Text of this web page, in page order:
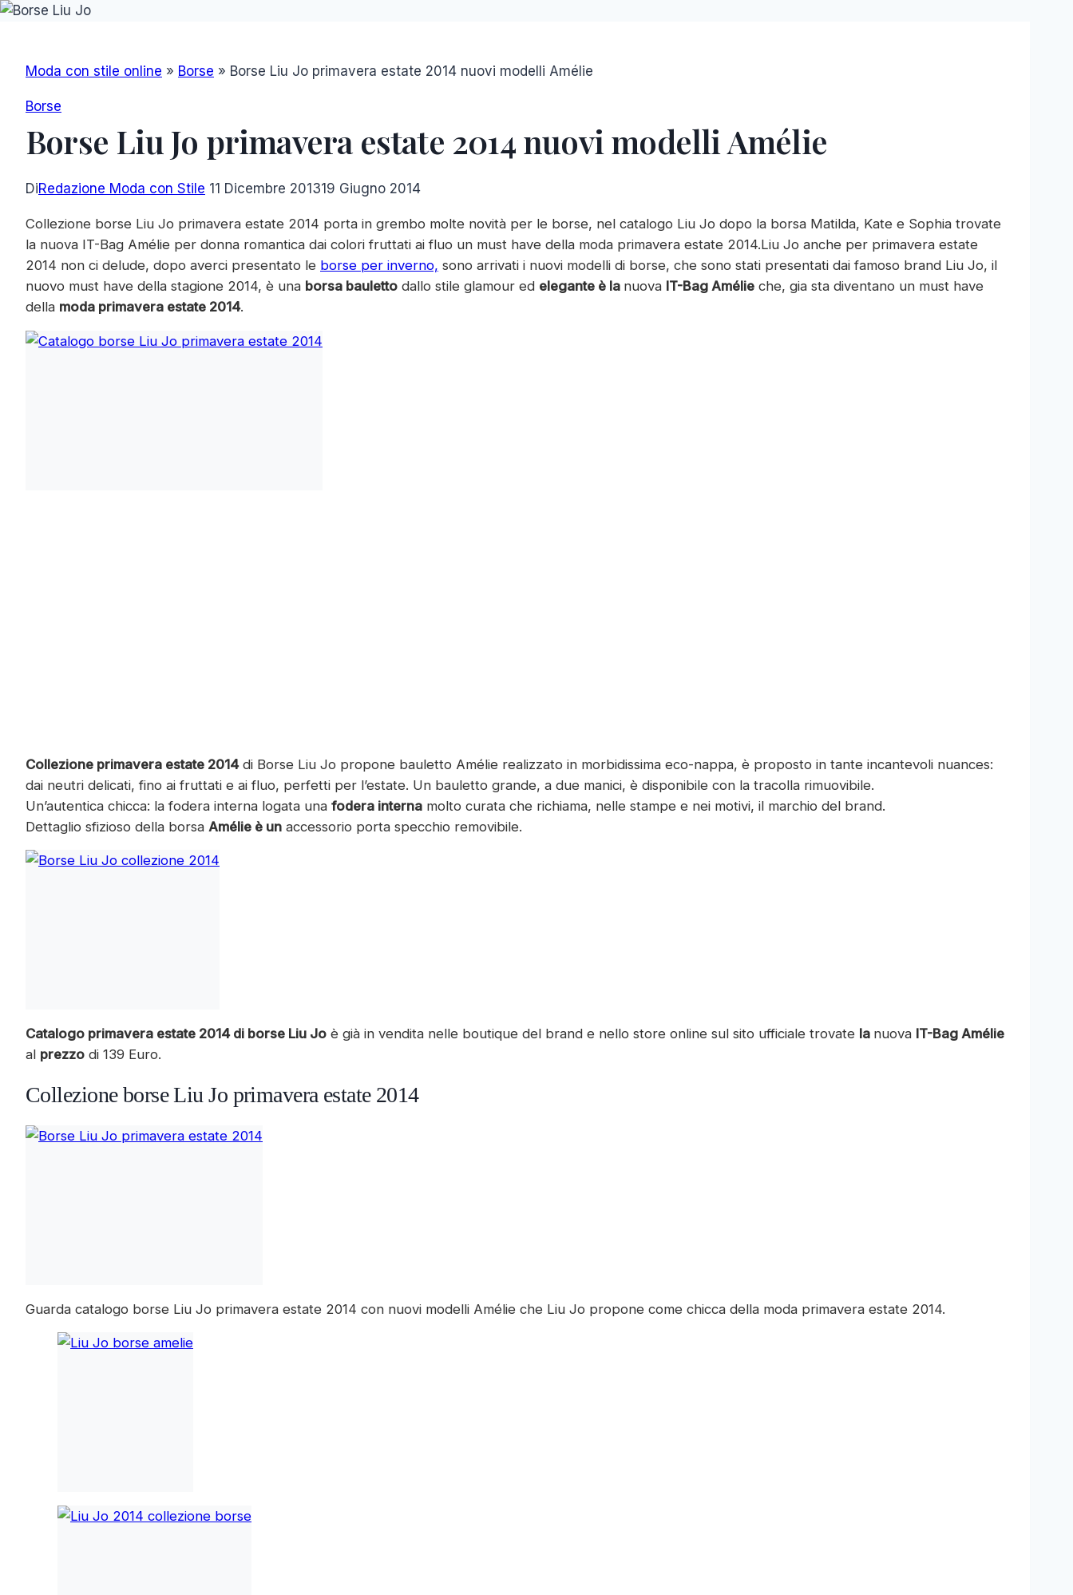
Moda con stile online » Borse » Borse Liu Jo primavera estate 2014 nuovi modelli Amélie
Borse
Borse Liu Jo primavera estate 2014 nuovi modelli Amélie
DiRedazione Moda con Stile 11 Dicembre 201319 Giugno 2014
Collezione borse Liu Jo primavera estate 2014 porta in grembo molte novità per le borse, nel catalogo Liu Jo dopo la borsa Matilda, Kate e Sophia trovate
la nuova IT-Bag Amélie per donna romantica dai colori fruttati ai fluo un must have della moda primavera estate 2014.Liu Jo anche per primavera estate
2014 non ci delude, dopo averci presentato le borse per inverno, sono arrivati i nuovi modelli di borse, che sono stati presentati dai famoso brand Liu Jo, il
nuovo must have della stagione 2014, è una borsa bauletto dallo stile glamour ed elegante è la nuova IT-Bag Amélie che, gia sta diventano un must have
della moda primavera estate 2014.
Collezione primavera estate 2014di Borse Liu Jo propone bauletto Amélie realizzato in morbidissima eco-nappa, è proposto in tante incantevoli nuances:
dai neutri delicati, fino ai fruttati e ai fluo, perfetti per l’estate. Un bauletto grande, a due manici, è disponibile con la tracolla rimuovibile.
Un’autentica chicca: la fodera interna logata una fodera interna molto curata che richiama, nelle stampe e nei motivi, il marchio del brand.
Dettaglio sfizioso della borsa Amélie è un accessorio porta specchio removibile.
Catalogo primavera estate 2014 di borse Liu Jo è già in vendita nelle boutique del brand e nello store online sul sito ufficiale trovate la nuova IT-Bag Amélie
al prezzo di 139 Euro.
Collezione borse Liu Jo primavera estate 2014
Guarda catalogo borse Liu Jo primavera estate 2014 con nuovi modelli Amélie che Liu Jo propone come chicca della moda primavera estate 2014.